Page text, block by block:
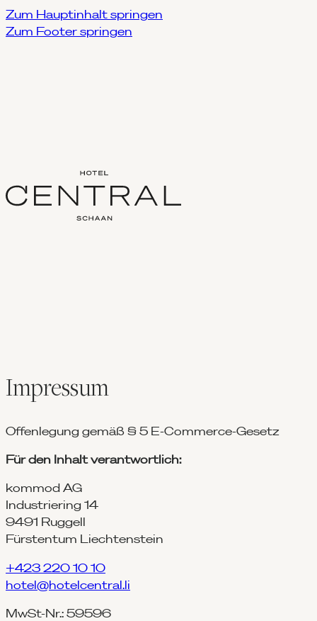
Zum Hauptinhalt springen
Zum Footer springen
Impressum
Offenlegung gemäß § 5 E-Commerce-Gesetz
Für den Inhalt verantwortlich:
kommod AG
Industriering 14
9491 Ruggell
Fürstentum Liechtenstein
+423 220 10 10
hotel@hotelcentral.li
MwSt-Nr.: 59596